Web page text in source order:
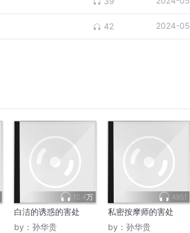
42 2024-05
10.4万
白洁的诱惑的害处
by： 孙华贵
4951
私密按摩师的害处
by： 孙华贵